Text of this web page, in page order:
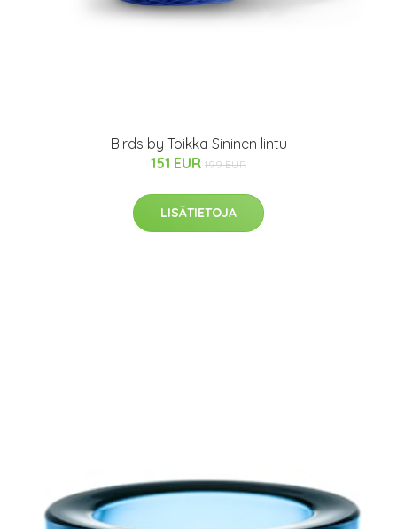
Birds by Toikka Sininen lintu
151 EUR 199 EUR
LISÄTIETOJA